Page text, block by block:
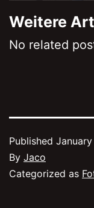
Weitere
No related
Published
By Jaco
Categorized as